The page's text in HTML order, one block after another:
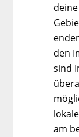
den
sind
am